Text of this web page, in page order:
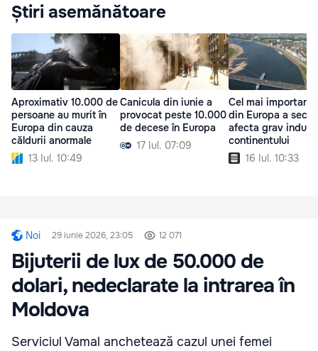
Știri asemănătoare
Aproximativ 10.000 de
persoane au murit în
Europa din cauza
căldurii anormale
13 Iul. 10:49
Canicula din iunie a
provocat peste 10.000
de decese în Europa
17 Iul. 07:09
Cel mai important
din Europa a
afecta grav
continentului
16 Iul. 10:33
Noi 29 iunie 2026, 23:05 12 071
Bijuterii de lux de 50.000 de
dolari, nedeclarate la intrarea în
Moldova
Serviciul Vamal anchetează cazul unei femei